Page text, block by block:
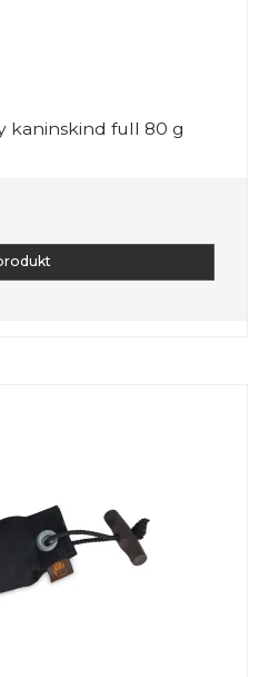
kaninskind full 80 g